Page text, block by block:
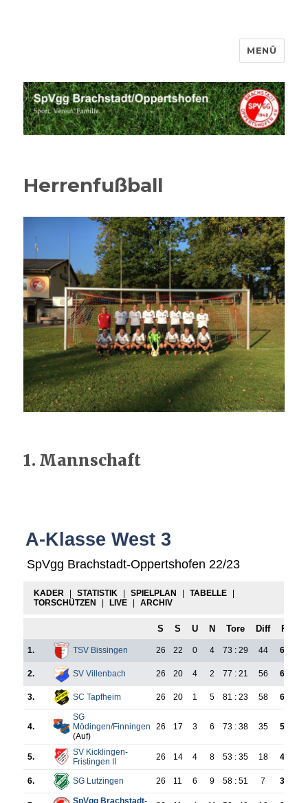
SpVgg Brachstadt Oppertshofen
MENÜ
Herrenfußball
1. Mannschaft